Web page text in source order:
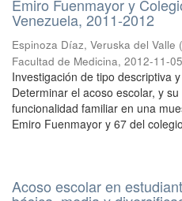
Emiro Fuenmayor y
Venezuela, 2011-2012
Espinoza Díaz, Veruska del Valle (
Facultad de Medicina, 2012-11-05
Investigación de tipo descriptiva
Determinar el acoso escolar, y
funcionalidad familiar en una
Emiro Fuenmayor y 67 del
Acoso escolar en